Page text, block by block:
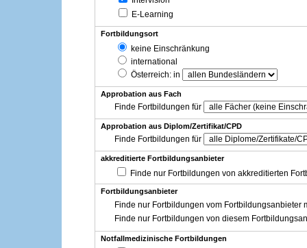
E-Learning
Fortbildungsort
keine Einschränkung
international
Österreich: in
Approbation aus Fach
Finde Fortbildungen für
Approbation aus Diplom/Zertifikat/CPD
Finde Fortbildungen für
akkreditierte Fortbildungsanbieter
Finde nur Fortbildungen von akkreditierten
Fortbildungsanbieter
Finde nur Fortbildungen vom Fortbildungsanbieter
Finde nur Fortbildungen von diesem
Notfallmedizinische Fortbildungen